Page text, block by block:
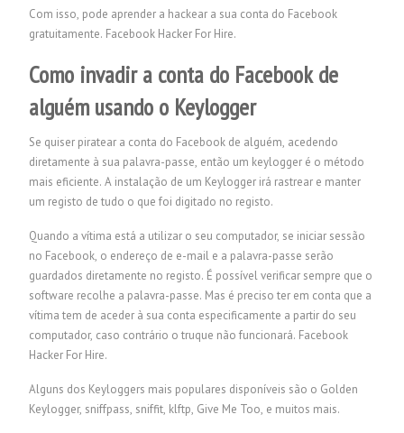
Com isso, pode aprender a hackear a sua conta do Facebook
gratuitamente. Facebook Hacker For Hire.
Como invadir a conta do Facebook de
alguém usando o Keylogger
Se quiser piratear a conta do Facebook de alguém, acedendo
diretamente à sua palavra-passe, então um keylogger é o método
mais eficiente. A instalação de um Keylogger irá rastrear e manter
um registo de tudo o que foi digitado no registo.
Quando a vítima está a utilizar o seu computador, se iniciar sessão
no Facebook, o endereço de e-mail e a palavra-passe serão
guardados diretamente no registo. É possível verificar sempre que o
software recolhe a palavra-passe. Mas é preciso ter em conta que a
vítima tem de aceder à sua conta especificamente a partir do seu
computador, caso contrário o truque não funcionará. Facebook
Hacker For Hire.
Alguns dos Keyloggers mais populares disponíveis são o Golden
Keylogger, sniffpass, sniffit, klftp, Give Me Too, e muitos mais.